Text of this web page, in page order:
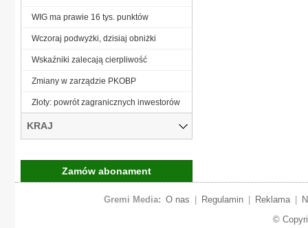
WIG ma prawie 16 tys. punktów
Wczoraj podwyżki, dzisiaj obniżki
Wskaźniki zalecają cierpliwość
Zmiany w zarządzie PKOBP
Złoty: powrót zagranicznych inwestorów
KRAJ
Zamów abonament
Gremi Media: O nas Regulamin Reklama
©